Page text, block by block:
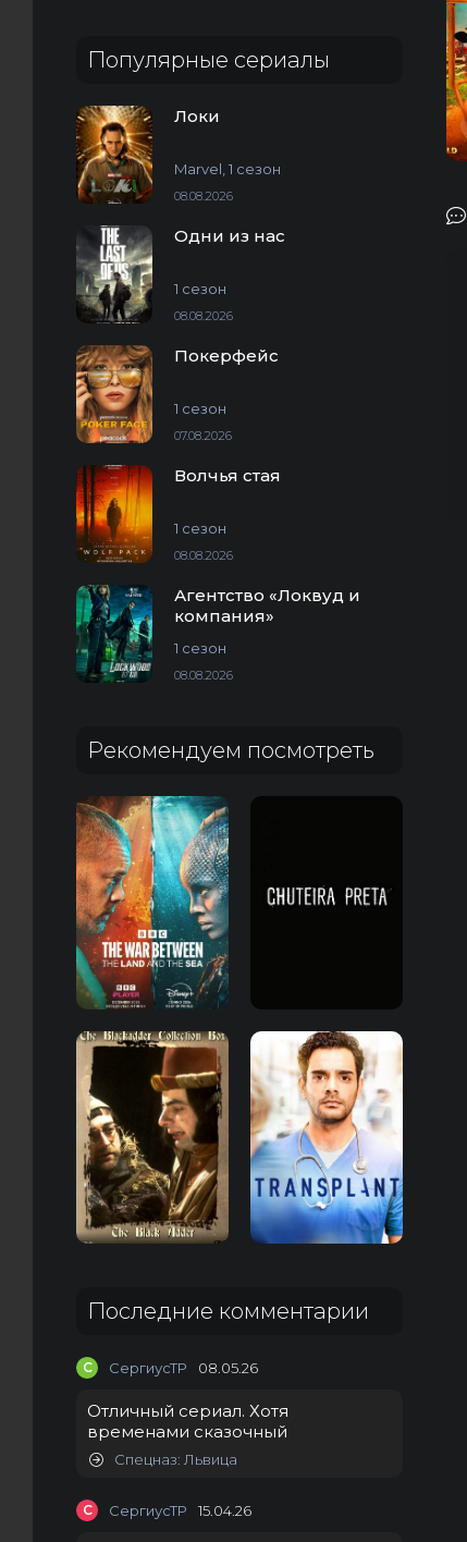
Популярные сериалы
Локи
Marvel, 1 сезон
08.08.2026
Одни из нас
1 сезон
08.08.2026
Покерфейс
1 сезон
07.08.2026
Волчья стая
1 сезон
08.08.2026
Агентство «Локвуд и
компания»
1 сезон
08.08.2026
Рекомендуем посмотреть
Последние комментарии
С СергиусТР 08.05.26
Отличный сериал. Хотя
временами сказочный
Спецназ: Львица
С СергиусТР 15.04.26